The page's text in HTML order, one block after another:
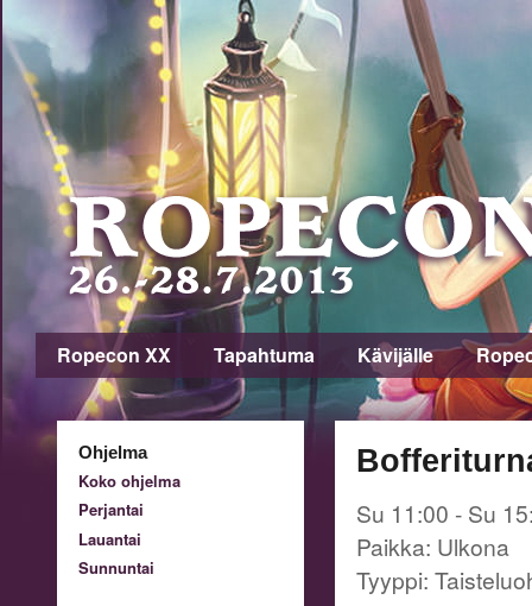
Ropecon XX Tapahtuma Kävijälle
Ohjelma
Koko ohjelma
Perjantai
Lauantai
Sunnuntai
Su 11:00 - Su
Paikka: Ulkona
Tyyppi: